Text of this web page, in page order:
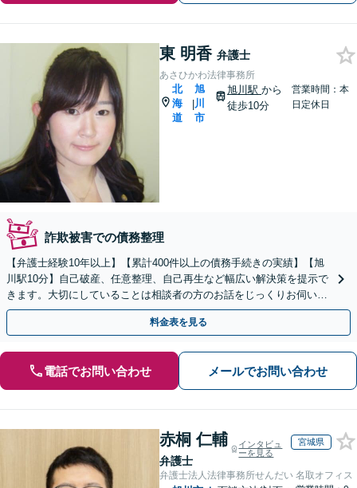
東 明香 弁護士
あさひかわ法律事務所
北
海
道
|
旭
川
市
旭川駅 から
徒歩10分
営業時間：本
日定休日
詐欺被害での債務整理
【弁護士経験10年以上】【累計400件以上の債務手続きの実績】【旭
川駅10分】自己破産、任意整理、自己再生など幅広い解決策を提示で
きます。大切にしていることは相談者の方のお話をじっくりお伺いす
ること【初回40分無料相談】
料金表を見る
電話でお問い合わせ メールでお問い合わせ
赤桐 仁輔
弁護士
インタビュ
ーを見る
宮城県
弁護士法人法律事務所せんだい 名取オフィス